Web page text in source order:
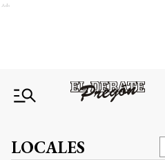
Ads
LOCALES